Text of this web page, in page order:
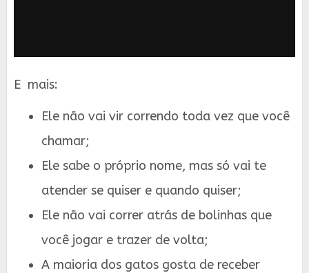
E mais:
Ele não vai vir correndo toda vez que você
chamar;
Ele sabe o próprio nome, mas só vai te
atender se quiser e quando quiser;
Ele não vai correr atrás de bolinhas que
você jogar e trazer de volta;
A maioria dos gatos gosta de receber